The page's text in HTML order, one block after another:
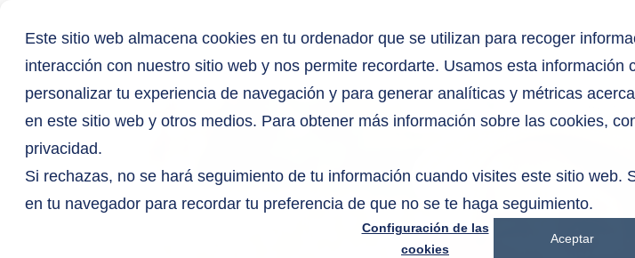
Este sitio web almacena cookies en tu ordenador que se utilizan para recoger
interacción con nuestro sitio web y nos permite recordarte. Usamos esta información
personalizar tu experiencia de navegación y para generar analíticas y métricas
en este sitio web y otros medios. Para obtener más información sobre las cookies,
privacidad.
Si rechazas, no se hará seguimiento de tu información cuando visites este sitio web.
en tu navegador para recordar tu preferencia de que no se te haga seguimiento.
Configuración de las
cookies
Aceptar
Productos Shop Blog Guías